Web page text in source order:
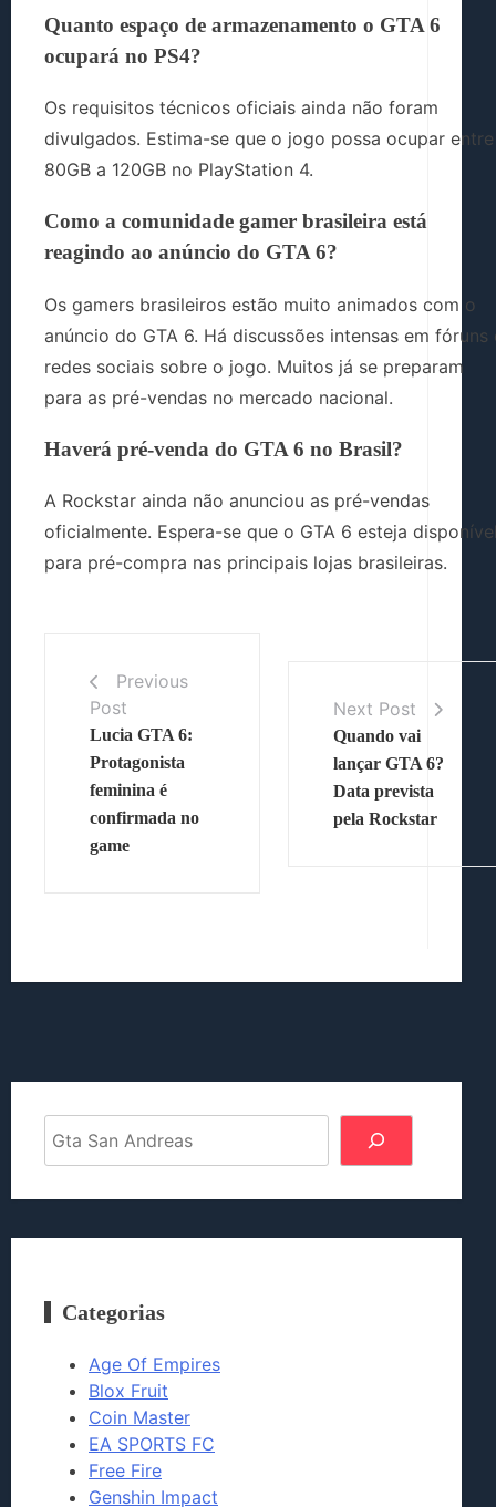
Quanto espaço de armazenamento o GTA 6
ocupará no PS4?
Os requisitos técnicos oficiais ainda não foram
divulgados. Estima-se que o jogo possa ocupar entre
80GB a 120GB no PlayStation 4.
Como a comunidade gamer brasileira está
reagindo ao anúncio do GTA 6?
Os gamers brasileiros estão muito animados com o
anúncio do GTA 6. Há discussões intensas em fóruns
redes sociais sobre o jogo. Muitos já se preparam
para as pré-vendas no mercado nacional.
Haverá pré-venda do GTA 6 no Brasil?
A Rockstar ainda não anunciou as pré-vendas
oficialmente. Espera-se que o GTA 6 esteja
para pré-compra nas principais lojas brasileiras.
Previous
Post
Lucia GTA 6:
Protagonista
feminina é
confirmada no
game
Next Post
Quando vai
lançar GTA 6?
Data prevista
pela Rockstar
Categorias
Age Of Empires
Blox Fruit
Coin Master
EA SPORTS FC
Free Fire
Genshin Impact